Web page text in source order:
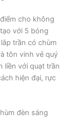
cho không
với 5 bóng
trần có chùm
tôn vinh vẻ quý
liền với quạt trần
hiện đại, rực
đèn sáng